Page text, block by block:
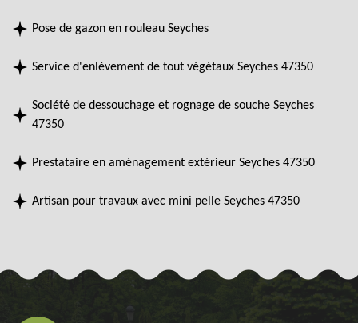
Pose de gazon en rouleau Seyches
Service d'enlèvement de tout végétaux Seyches 47350
Société de dessouchage et rognage de souche Seyches
47350
Prestataire en aménagement extérieur Seyches 47350
Artisan pour travaux avec mini pelle Seyches 47350